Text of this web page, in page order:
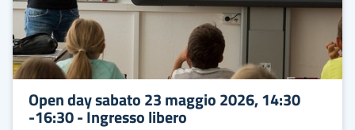
Open day sabato 23 maggio 2026, 14:30
-16:30 - Ingresso libero